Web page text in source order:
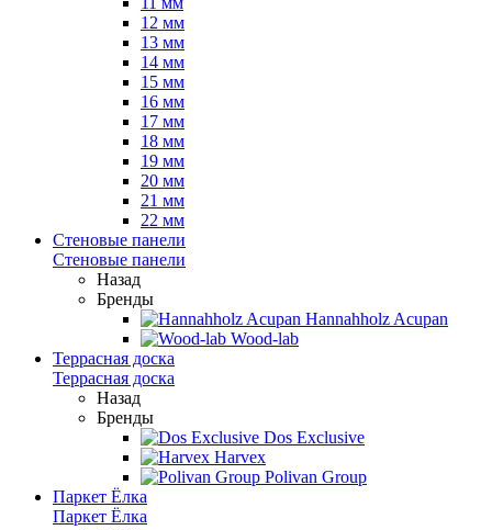
12 мм
13 мм
14 мм
15 мм
16 мм
17 мм
18 мм
19 мм
20 мм
21 мм
22 мм
Стеновые панели
Стеновые панели
Назад
Бренды
Hannahholz Acupan
Wood-lab
Террасная доска
Террасная доска
Назад
Бренды
Dos Exclusive
Harvex
Polivan Group
Паркет Ёлка
Паркет Ёлка